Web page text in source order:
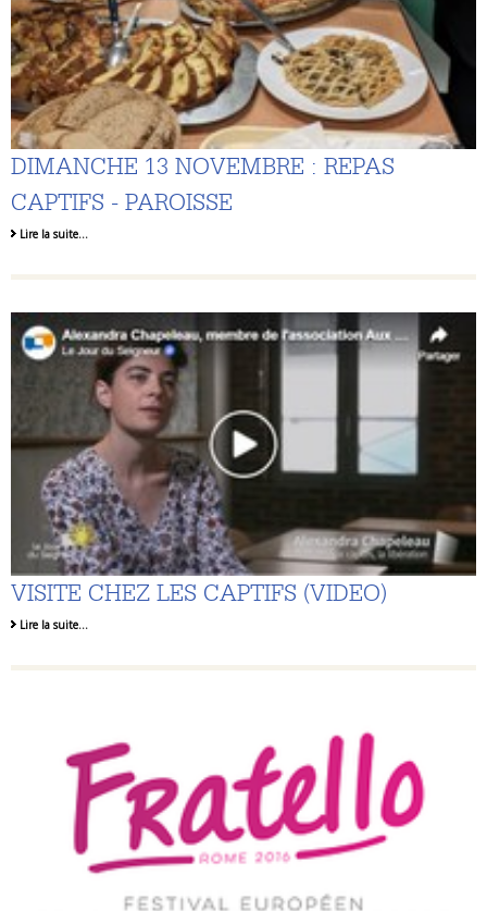
DIMANCHE 13 NOVEMBRE : REPAS
CAPTIFS - PAROISSE
Lire la suite…
VISITE CHEZ LES CAPTIFS (VIDEO)
Lire la suite…